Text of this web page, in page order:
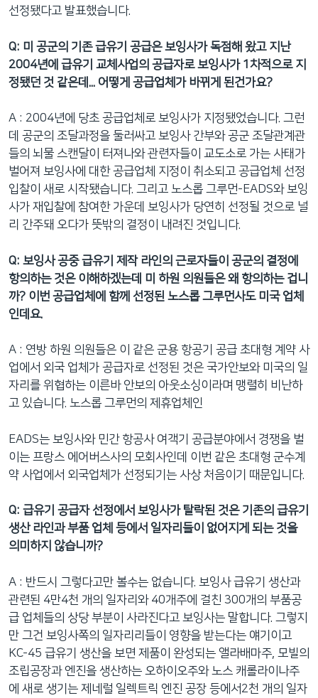
선정됐다고 발표했습니다.
Q: 미 공군의 기존 급유기 공급은 보잉사가 독점해 왔고 지난
2004년에 급유기 교체사업의 공급자로 보잉사가 1차적으로 지
정됐던 것 같은데... 어떻게 공급업체가 바뀌게 된건가요?
A : 2004년에 당초 공급업체로 보잉사가 지정됐었습니다. 그런
데 공군의 조달과정을 둘러싸고 보잉사 간부와 공군 조달관계관
들의 뇌물 스캔달이 터져나와 관련자들이 교도소로 가는 사태가
벌어져 보잉사에 대한 공급업체 지정이 취소되고 공급업체 선정
입찰이 새로 시작됐습니다. 그리고 노스롭 그루먼-EADS와 보잉
사가 재입찰에 참여한 가운데 보잉사가 당연히 선정될 것으로 널
리 간주돼 오다가 뜻밖의 결정이 내려진 것입니다.
Q: 보잉사 공중 급유기 제작 라인의 근로자들이 공군의 결정에
항의하는 것은 이해하겠는데 미 하원 의원들은 왜 항의하는 겁니
까? 이번 공급업체에 함께 선정된 노스롭 그루먼사도 미국 업체
인데요.
A : 연방 하원 의원들은 이 같은 군용 항공기 공급 초대형 계약 사
업에서 외국 업체가 공급자로 선정된 것은 국가안보와 미국의 일
자리를 위협하는 이른바 안보의 아웃소싱이라며 맹렬히 비난하
고 있습니다. 노스롭 그루먼의 제휴업체인
EADS는 보잉사와 민간 항공사 여객기 공급분야에서 경쟁을 벌
이는 프랑스 에어버스사의 모회사인데 이번 같은 초대형 군수계
약 사업에서 외국업체가 선정되기는 사상 처음이기 때문입니다.
Q: 급유기 공급자 선정에서 보잉사가 탈락된 것은 기존의 급유기
생산 라인과 부품 업체 등에서 일자리들이 없어지게 되는 것을
의미하지 않습니까?
A : 반드시 그렇다고만 볼수는 없습니다. 보잉사 급유기 생산과
관련된 4만4천 개의 일자리와 40개주에 걸친 300개의 부품공
급 업체들의 상당 부분이 사라진다고 보잉사는 말합니다. 그렇지
만 그건 보잉사쪽의 일자리리들이 영향을 받는다는 얘기이고
KC-45 급유기 생산을 보면 제품이 완성되는 앨라배마주, 모빌의
조립공장과 엔진을 생산하는 오하이오주와 노스 캐롤라이나주
에 새로 생기는 제네럴 일렉트릭 엔진 공장 등에서2천 개의 일자